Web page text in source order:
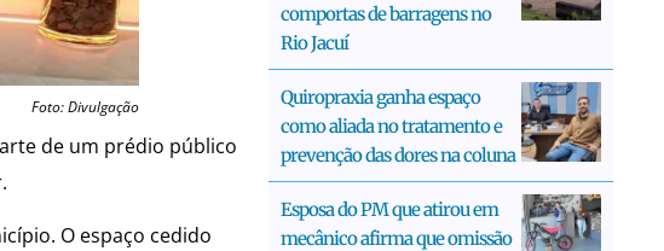
Foto: Divulgação
de um prédio público
O espaço cedido
comportas de barragens no
Rio Jacuí
Quiropraxia ganha espaço
como aliada no tratamento e
prevenção das dores na coluna
Esposa do PM que atirou em
mecânico afirma que omissão